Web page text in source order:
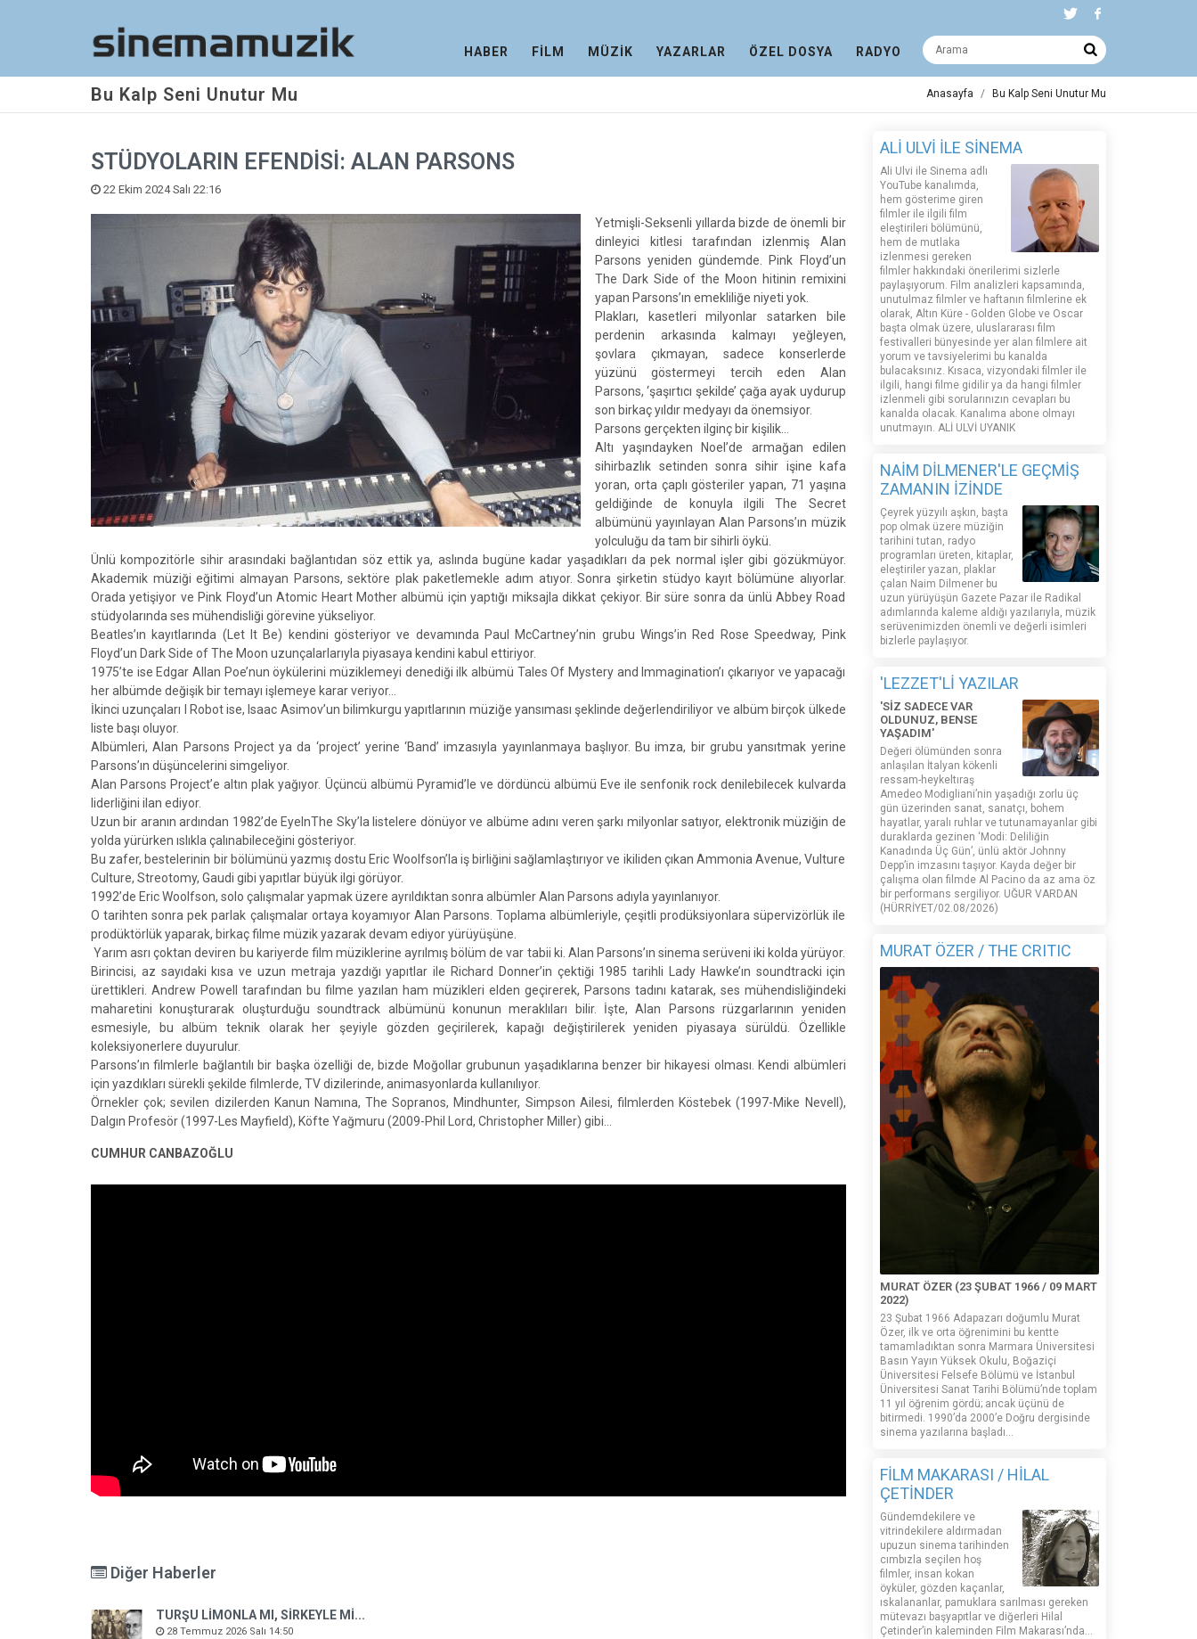
HABER FİLM MÜZİK YAZARLAR ÖZEL DOSYA RADYO
Bu Kalp Seni Unutur Mu Anasayfa Bu Kalp Seni Unutur Mu
STÜDYOLARIN EFENDİSİ: ALAN PARSONS
22 Ekim 2024 Salı 22:16
Yetmişli-Seksenli yıllarda bizde de önemli bir
dinleyici kitlesi tarafından izlenmiş Alan
Parsons yeniden gündemde. Pink Floyd’un
The Dark Side of the Moon hitinin remixini
yapan Parsons’ın emekliliğe niyeti yok.
Plakları, kasetleri milyonlar satarken bile
perdenin arkasında kalmayı yeğleyen,
şovlara çıkmayan, sadece konserlerde
yüzünü göstermeyi tercih eden Alan
Parsons, ‘şaşırtıcı şekilde’ çağa ayak uydurup
son birkaç yıldır medyayı da önemsiyor.
Parsons gerçekten ilginç bir kişilik…
Altı yaşındayken Noel’de armağan edilen
sihirbazlık setinden sonra sihir işine kafa
yoran, orta çaplı gösteriler yapan, 71 yaşına
geldiğinde de konuyla ilgili The Secret
albümünü yayınlayan Alan Parsons’ın müzik
yolculuğu da tam bir sihirli öykü.
Ünlü kompozitörle sihir arasındaki bağlantıdan söz ettik ya, aslında bugüne kadar yaşadıkları da pek normal işler gibi gözükmüyor.
Akademik müziği eğitimi almayan Parsons, sektöre plak paketlemekle adım atıyor. Sonra şirketin stüdyo kayıt bölümüne alıyorlar.
Orada yetişiyor ve Pink Floyd’un Atomic Heart Mother albümü için yaptığı miksajla dikkat çekiyor. Bir süre sonra da ünlü Abbey Road
stüdyolarında ses mühendisliği görevine yükseliyor.
Beatles’ın kayıtlarında (Let It Be) kendini gösteriyor ve devamında Paul McCartney’nin grubu Wings’in Red Rose Speedway, Pink
Floyd’un Dark Side of The Moon uzunçalarlarıyla piyasaya kendini kabul ettiriyor.
1975’te ise Edgar Allan Poe’nun öykülerini müziklemeyi denediği ilk albümü Tales Of Mystery and Immagination’ı çıkarıyor ve yapacağı
her albümde değişik bir temayı işlemeye karar veriyor…
İkinci uzunçaları I Robot ise, Isaac Asimov’un bilimkurgu yapıtlarının müziğe yansıması şeklinde değerlendiriliyor ve albüm birçok ülkede
liste başı oluyor.
Albümleri, Alan Parsons Project ya da ‘project’ yerine ‘Band’ imzasıyla yayınlanmaya başlıyor. Bu imza, bir grubu yansıtmak yerine
Parsons’ın düşüncelerini simgeliyor.
Alan Parsons Project’e altın plak yağıyor. Üçüncü albümü Pyramid’le ve dördüncü albümü Eve ile senfonik rock denilebilecek kulvarda
liderliğini ilan ediyor.
Uzun bir aranın ardından 1982’de EyeInThe Sky’la listelere dönüyor ve albüme adını veren şarkı milyonlar satıyor, elektronik müziğin de
yolda yürürken ıslıkla çalınabileceğini gösteriyor.
Bu zafer, bestelerinin bir bölümünü yazmış dostu Eric Woolfson’la iş birliğini sağlamlaştırıyor ve ikiliden çıkan Ammonia Avenue, Vulture
Culture, Streotomy, Gaudi gibi yapıtlar büyük ilgi görüyor.
1992’de Eric Woolfson, solo çalışmalar yapmak üzere ayrıldıktan sonra albümler Alan Parsons adıyla yayınlanıyor.
O tarihten sonra pek parlak çalışmalar ortaya koyamıyor Alan Parsons. Toplama albümleriyle, çeşitli prodüksiyonlara süpervizörlük ile
prodüktörlük yaparak, birkaç filme müzik yazarak devam ediyor yürüyüşüne.
Yarım asrı çoktan deviren bu kariyerde film müziklerine ayrılmış bölüm de var tabii ki. Alan Parsons’ın sinema serüveni iki kolda yürüyor.
Birincisi, az sayıdaki kısa ve uzun metraja yazdığı yapıtlar ile Richard Donner’in çektiği 1985 tarihli Lady Hawke’ın soundtracki için
ürettikleri. Andrew Powell tarafından bu filme yazılan ham müzikleri elden geçirerek, Parsons tadını katarak, ses mühendisliğindeki
maharetini konuşturarak oluşturduğu soundtrack albümünü konunun meraklıları bilir. İşte, Alan Parsons rüzgarlarının yeniden
esmesiyle, bu albüm teknik olarak her şeyiyle gözden geçirilerek, kapağı değiştirilerek yeniden piyasaya sürüldü. Özellikle
koleksiyonerlere duyurulur.
Parsons’ın filmlerle bağlantılı bir başka özelliği de, bizde Moğollar grubunun yaşadıklarına benzer bir hikayesi olması. Kendi albümleri
için yazdıkları sürekli şekilde filmlerde, TV dizilerinde, animasyonlarda kullanılıyor.
Örnekler çok; sevilen dizilerden Kanun Namına, The Sopranos, Mindhunter, Simpson Ailesi, filmlerden Köstebek (1997-Mike Nevell),
Dalgın Profesör (1997-Les Mayfield), Köfte Yağmuru (2009-Phil Lord, Christopher Miller) gibi…
CUMHUR CANBAZOĞLU
Diğer Haberler
TURŞU LİMONLA MI, SİRKEYLE Mİ...
28 Temmuz 2026 Salı 14:50
ALİ ULVİ İLE SİNEMA
Ali Ulvi ile Sinema adlı
YouTube kanalımda,
hem gösterime giren
filmler ile ilgili film
eleştirileri bölümünü,
hem de mutlaka
izlenmesi gereken
filmler hakkındaki önerilerimi sizlerle
paylaşıyorum. Film analizleri kapsamında,
unutulmaz filmler ve haftanın filmlerine ek
olarak, Altın Küre - Golden Globe ve Oscar
başta olmak üzere, uluslararası film
festivalleri bünyesinde yer alan filmlere ait
yorum ve tavsiyelerimi bu kanalda
bulacaksınız. Kısaca, vizyondaki filmler ile
ilgili, hangi filme gidilir ya da hangi filmler
izlenmeli gibi sorularınızın cevapları bu
kanalda olacak. Kanalıma abone olmayı
unutmayın. ALİ ULVİ UYANIK
NAİM DİLMENER'LE GEÇMİŞ
ZAMANIN İZİNDE
Çeyrek yüzyılı aşkın, başta
pop olmak üzere müziğin
tarihini tutan, radyo
programları üreten, kitaplar,
eleştiriler yazan, plaklar
çalan Naim Dilmener bu
uzun yürüyüşün Gazete Pazar ile Radikal
adımlarında kaleme aldığı yazılarıyla, müzik
serüvenimizden önemli ve değerli isimleri
bizlerle paylaşıyor.
'LEZZET'Lİ YAZILAR
'SİZ SADECE VAR
OLDUNUZ, BENSE
YAŞADIM'
Değeri ölümünden sonra
anlaşılan İtalyan kökenli
ressam-heykeltıraş
Amedeo Modigliani’nin yaşadığı zorlu üç
gün üzerinden sanat, sanatçı, bohem
hayatlar, yaralı ruhlar ve tutunamayanlar gibi
duraklarda gezinen ‘Modi: Deliliğin
Kanadında Üç Gün’, ünlü aktör Johnny
Depp’in imzasını taşıyor. Kayda değer bir
çalışma olan filmde Al Pacino da az ama öz
bir performans sergiliyor. UĞUR VARDAN
(HÜRRİYET/02.08/2026)
MURAT ÖZER / THE CRITIC
MURAT ÖZER (23 ŞUBAT 1966 / 09 MART
2022)
23 Şubat 1966 Adapazarı doğumlu Murat
Özer, ilk ve orta öğrenimini bu kentte
tamamladıktan sonra Marmara Üniversitesi
Basın Yayın Yüksek Okulu, Boğaziçi
Üniversitesi Felsefe Bölümü ve İstanbul
Üniversitesi Sanat Tarihi Bölümü’nde toplam
11 yıl öğrenim gördü; ancak üçünü de
bitirmedi. 1990’da 2000’e Doğru dergisinde
sinema yazılarına başladı...
FİLM MAKARASI / HİLAL
ÇETİNDER
Gündemdekilere ve
vitrindekilere aldırmadan
upuzun sinema tarihinden
cımbızla seçilen hoş
filmler, insan kokan
öyküler, gözden kaçanlar,
ıskalananlar, pamuklara sarılması gereken
mütevazı başyapıtlar ve diğerleri Hilal
Çetinder’in kaleminden Film Makarası’nda…